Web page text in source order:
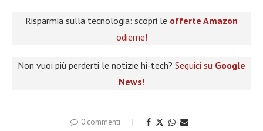
Risparmia sulla tecnologia: scopri le offerte Amazon
odierne!
Non vuoi più perderti le notizie hi-tech? Seguici su Google
News!
0 commenti